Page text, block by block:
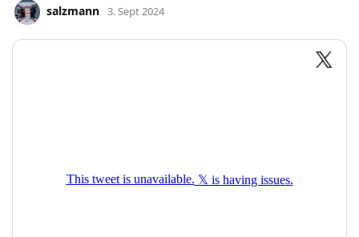
salzmann 3. Sept 2024